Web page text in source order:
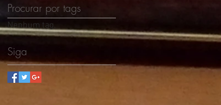
Procurar por tags
Nenhum tag.
Siga